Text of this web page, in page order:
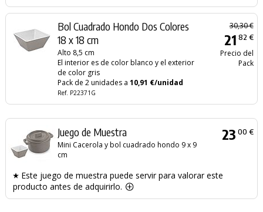
Bol Cuadrado Hondo Dos Colores
18 x 18 cm
Alto 8,5 cm
El interior es de color blanco y el exterior
de color gris
Pack de 2 unidades a10,91 €/unidad
Ref. P22371G
30,30 €
21 82 €
Precio del
Pack
Juego de Muestra
Mini Cacerola y bol cuadrado hondo 9 x 9
cm
23 00 €
Este juego de muestra puede servir para valorar este
producto antes de adquirirlo.